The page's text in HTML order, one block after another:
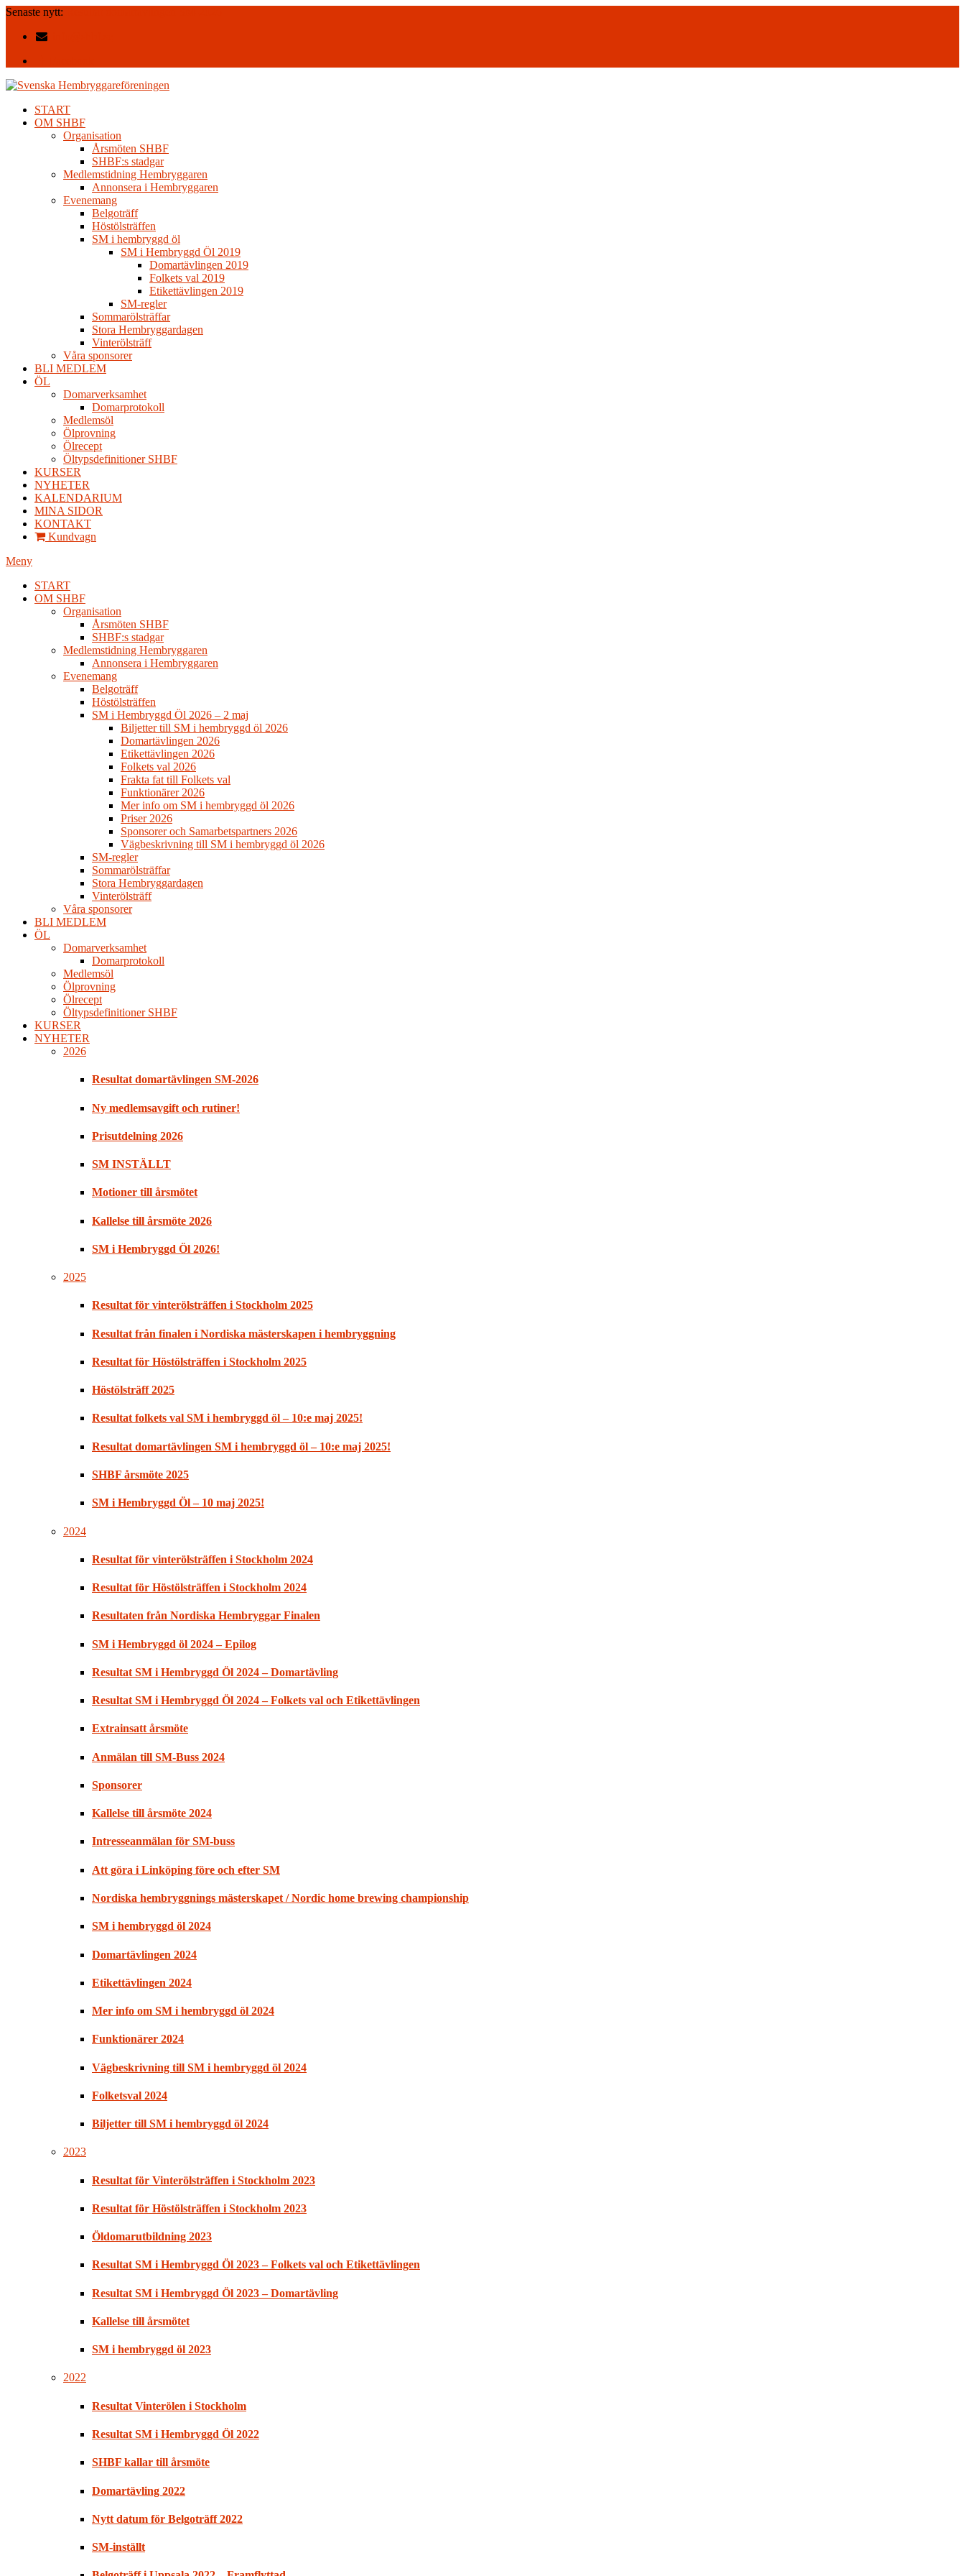
Senaste nytt:
START
OM SHBF
Organisation
Årsmöten SHBF
SHBF:s stadgar
Medlemstidning Hembryggaren
Annonsera i Hembryggaren
Evenemang
Belgoträff
Höstölsträffen
SM i hembryggd öl
SM i Hembryggd Öl 2019
Domartävlingen 2019
Folkets val 2019
Etikettävlingen 2019
SM-regler
Sommarölsträffar
Stora Hembryggardagen
Vinterölsträff
Våra sponsorer
BLI MEDLEM
ÖL
Domarverksamhet
Domarprotokoll
Medlemsöl
Ölprovning
Ölrecept
Öltypsdefinitioner SHBF
KURSER
NYHETER
KALENDARIUM
MINA SIDOR
KONTAKT
Kundvagn
Meny
START
OM SHBF
Organisation
Årsmöten SHBF
SHBF:s stadgar
Medlemstidning Hembryggaren
Annonsera i Hembryggaren
Evenemang
Belgoträff
Höstölsträffen
SM i Hembryggd Öl 2026 – 2 maj
Biljetter till SM i hembryggd öl 2026
Domartävlingen 2026
Etikettävlingen 2026
Folkets val 2026
Frakta fat till Folkets val
Funktionärer 2026
Mer info om SM i hembryggd öl 2026
Priser 2026
Sponsorer och Samarbetspartners 2026
Vägbeskrivning till SM i hembryggd öl 2026
SM-regler
Sommarölsträffar
Stora Hembryggardagen
Vinterölsträff
Våra sponsorer
BLI MEDLEM
ÖL
Domarverksamhet
Domarprotokoll
Medlemsöl
Ölprovning
Ölrecept
Öltypsdefinitioner SHBF
KURSER
NYHETER
2026
Resultat domartävlingen SM-2026
Ny medlemsavgift och rutiner!
Prisutdelning 2026
SM INSTÄLLT
Motioner till årsmötet
Kallelse till årsmöte 2026
SM i Hembryggd Öl 2026!
2025
Resultat för vinterölsträffen i Stockholm 2025
Resultat från finalen i Nordiska mästerskapen i hembryggning
Resultat för Höstölsträffen i Stockholm 2025
Höstölsträff 2025
Resultat folkets val SM i hembryggd öl – 10:e maj 2025!
Resultat domartävlingen SM i hembryggd öl – 10:e maj 2025!
SHBF årsmöte 2025
SM i Hembryggd Öl – 10 maj 2025!
2024
Resultat för vinterölsträffen i Stockholm 2024
Resultat för Höstölsträffen i Stockholm 2024
Resultaten från Nordiska Hembryggar Finalen
SM i Hembryggd öl 2024 – Epilog
Resultat SM i Hembryggd Öl 2024 – Domartävling
Resultat SM i Hembryggd Öl 2024 – Folkets val och Etikettävlingen
Extrainsatt årsmöte
Anmälan till SM-Buss 2024
Sponsorer
Kallelse till årsmöte 2024
Intresseanmälan för SM-buss
Att göra i Linköping före och efter SM
Nordiska hembryggnings mästerskapet / Nordic home brewing championship
SM i hembryggd öl 2024
Domartävlingen 2024
Etikettävlingen 2024
Mer info om SM i hembryggd öl 2024
Funktionärer 2024
Vägbeskrivning till SM i hembryggd öl 2024
Folketsval 2024
Biljetter till SM i hembryggd öl 2024
2023
Resultat för Vinterölsträffen i Stockholm 2023
Resultat för Höstölsträffen i Stockholm 2023
Öldomarutbildning 2023
Resultat SM i Hembryggd Öl 2023 – Folkets val och Etikettävlingen
Resultat SM i Hembryggd Öl 2023 – Domartävling
Kallelse till årsmötet
SM i hembryggd öl 2023
2022
Resultat Vinterölen i Stockholm
Resultat SM i Hembryggd Öl 2022
SHBF kallar till årsmöte
Domartävling 2022
Nytt datum för Belgoträff 2022
SM-inställt